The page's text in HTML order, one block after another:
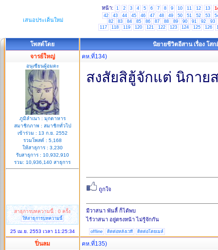
เสนอประเด็นใหม่
หน้า: 1 2 3 4 5 6 7 8 9 10 11 12 13
42
43 44 45 46 47 48 49 50 51 52 53
82
83 84 85 86 87 88 89 90 91 92
93
117
118 119 120 121 122 123 124 125 126
โพสต์โดย
นิยายชีวิตอีสาน เรื่อง โส
จารย์ใหญ่
คห.ที่134)
อนุเซียนผู้อมตะ
ภูมิลำเนา : มุกดาหาร
สมาชิกภาพ : สมาชิกทั่วไป
เข้าร่วม : 13 ก.ย. 2552
รวมโพสต์ : 5,168
ให้สาธุการ : 3,230
รับสาธุการ : 10,932,910
รวม: 10,936,140 สาธุการ
สงสัยสิฮู้จักแต่ นิกา
สาธุการบทความนี้ : 0 ครั้ง
ให้สาธุการบทความนี้
มีวาสนา พันลี้ ก็ได้พบ
ไร้วาสนา อยู่ตรงหน้า ไม่รู้จักกัน
25 เม.ย. 2553 เวลา 11:25:34 offline ติดต่อหลังเวที ติดต่อโดยเมล์
ปิ่นลม คห.ที่135)